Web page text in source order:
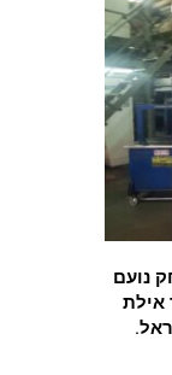
נועם
אילת